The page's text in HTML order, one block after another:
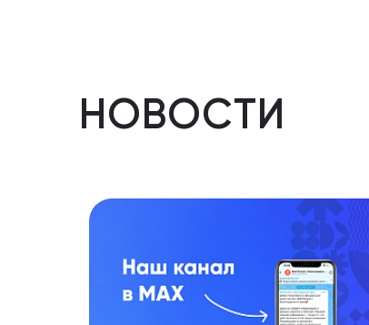
НОВОСТИ